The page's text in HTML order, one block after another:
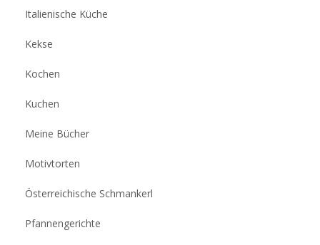
Italienische Küche
Kekse
Kochen
Kuchen
Meine Bücher
Motivtorten
Österreichische Schmankerl
Pfannengerichte